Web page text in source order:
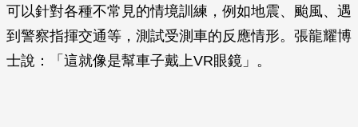
可以針對各種不常見的情境訓練，例如地震、颱風、遇
到警察指揮交通等，測試受測車的反應情形。張龍耀博
士說：「這就像是幫車子戴上VR眼鏡」。